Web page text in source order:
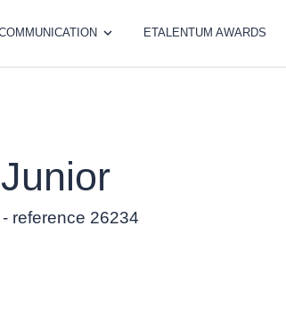
ETALENTUM AWARDS
reference 26234